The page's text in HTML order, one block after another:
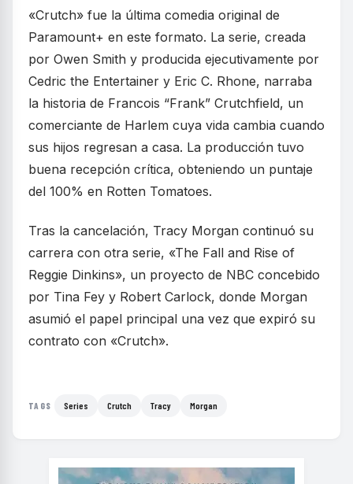
«Crutch» fue la última comedia original de
Paramount+ en este formato. La serie, creada
por Owen Smith y producida ejecutivamente por
Cedric the Entertainer y Eric C. Rhone, narraba
la historia de Francois “Frank” Crutchfield, un
comerciante de Harlem cuya vida cambia cuando
sus hijos regresan a casa. La producción tuvo
buena recepción crítica, obteniendo un puntaje
del 100% en Rotten Tomatoes.
Tras la cancelación, Tracy Morgan continuó su
carrera con otra serie, «The Fall and Rise of
Reggie Dinkins», un proyecto de NBC concebido
por Tina Fey y Robert Carlock, donde Morgan
asumió el papel principal una vez que expiró su
contrato con «Crutch».
TAGS Series Crutch Tracy Morgan